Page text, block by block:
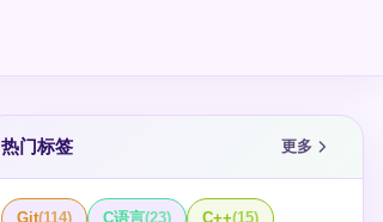
热门标签 更多
Git(114) C语言(23) C++(15)